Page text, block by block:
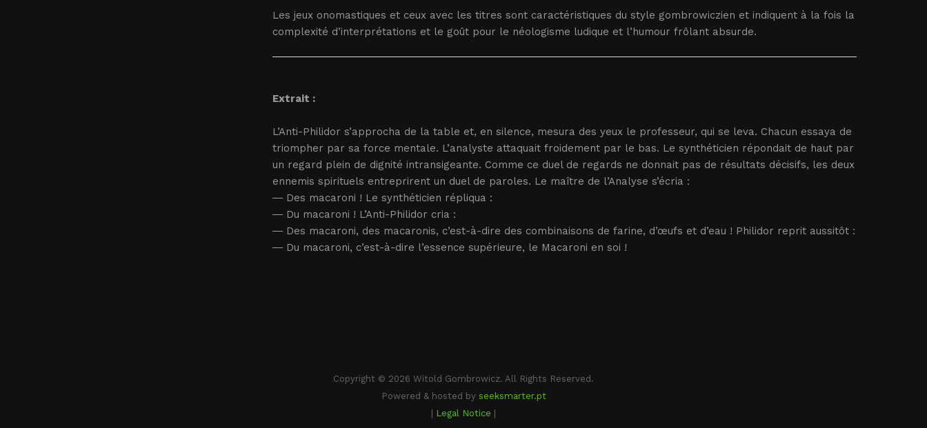
Les jeux onomastiques et ceux avec les titres sont caractéristiques du style gombrowiczien et indiquent à la fois la
complexité d’interprétations et le goût pour le néologisme ludique et l’humour frôlant absurde.
Extrait :
L’Anti-Philidor s’approcha de la table et, en silence, mesura des yeux le professeur, qui se leva. Chacun essaya de
triompher par sa force mentale. L’analyste attaquait froidement par le bas. Le synthéticien répondait de haut par
un regard plein de dignité intransigeante. Comme ce duel de regards ne donnait pas de résultats décisifs, les deux
ennemis spirituels entreprirent un duel de paroles. Le maître de l’Analyse s’écria :
― Des macaroni ! Le synthéticien répliqua :
― Du macaroni ! L’Anti-Philidor cria :
― Des macaroni, des macaronis, c’est-à-dire des combinaisons de farine, d’œufs et d’eau ! Philidor reprit aussitôt :
― Du macaroni, c’est-à-dire l’essence supérieure, le Macaroni en soi !
Copyright © 2026 Witold Gombrowicz. All Rights Reserved.
Powered & hosted by seeksmarter.pt
Legal Notice